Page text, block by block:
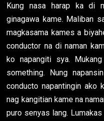
Kung nasa harap ka di
ginagawa kame. Maliban
magkasama kames a
conductor na di naman
ko napangiti sya.
something. Nung
conducto napantingin ako
nag kangitian kame na
puro senyas lang.